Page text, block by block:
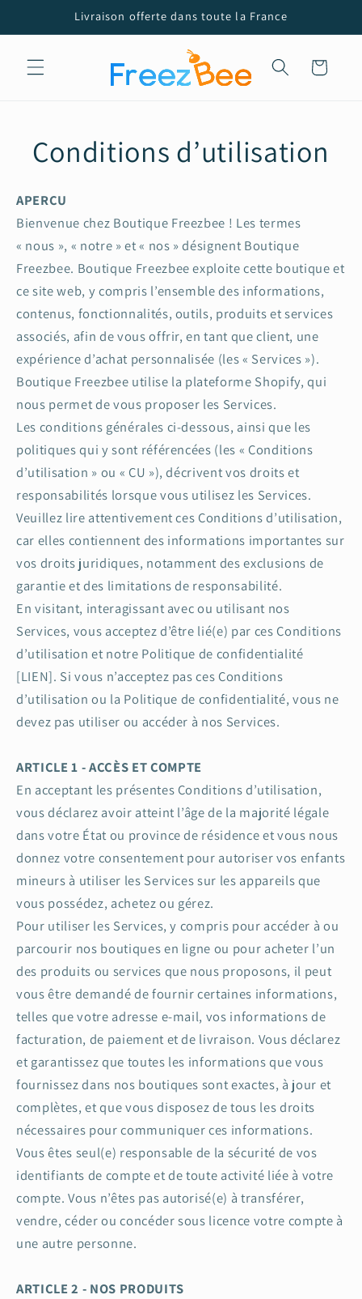
au
Livraison offerte dans toute la France
Panier
Conditions d’utilisation
APERÇU
Bienvenue chez Boutique Freezbee ! Les termes
« nous », « notre » et « nos » désignent Boutique
Freezbee. Boutique Freezbee exploite cette boutique et
ce site web, y compris l’ensemble des informations,
contenus, fonctionnalités, outils, produits et services
associés, afin de vous offrir, en tant que client, une
expérience d’achat personnalisée (les « Services »).
Boutique Freezbee utilise la plateforme Shopify, qui
nous permet de vous proposer les Services.
Les conditions générales ci-dessous, ainsi que les
politiques qui y sont référencées (les « Conditions
d’utilisation » ou « CU »), décrivent vos droits et
responsabilités lorsque vous utilisez les Services.
Veuillez lire attentivement ces Conditions d’utilisation,
car elles contiennent des informations importantes sur
vos droits juridiques, notamment des exclusions de
garantie et des limitations de responsabilité.
En visitant, interagissant avec ou utilisant nos
Services, vous acceptez d’être lié(e) par ces Conditions
d’utilisation et notre Politique de confidentialité
[LIEN]. Si vous n’acceptez pas ces Conditions
d’utilisation ou la Politique de confidentialité, vous ne
devez pas utiliser ou accéder à nos Services.
ARTICLE 1 - ACCÈS ET COMPTE
En acceptant les présentes Conditions d’utilisation,
vous déclarez avoir atteint l’âge de la majorité légale
dans votre État ou province de résidence et vous nous
donnez votre consentement pour autoriser vos enfants
mineurs à utiliser les Services sur les appareils que
vous possédez, achetez ou gérez.
Pour utiliser les Services, y compris pour accéder à ou
parcourir nos boutiques en ligne ou pour acheter l’un
des produits ou services que nous proposons, il peut
vous être demandé de fournir certaines informations,
telles que votre adresse e-mail, vos informations de
facturation, de paiement et de livraison. Vous déclarez
et garantissez que toutes les informations que vous
fournissez dans nos boutiques sont exactes, à jour et
complètes, et que vous disposez de tous les droits
nécessaires pour communiquer ces informations.
Vous êtes seul(e) responsable de la sécurité de vos
identifiants de compte et de toute activité liée à votre
compte. Vous n’êtes pas autorisé(e) à transférer,
vendre, céder ou concéder sous licence votre compte à
une autre personne.
ARTICLE 2 - NOS PRODUITS